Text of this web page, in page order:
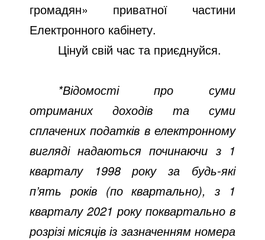
громадян» приватної частини
Електронного кабінету.
Цінуй свій час та приєднуйся.
*Відомості про суми
отриманих доходів та суми
сплачених податків в електронному
вигляді надаються починаючи з 1
кварталу 1998 року за будь-які
п’ять років (по квартально), з 1
кварталу 2021 року поквартально в
розрізі місяців із зазначенням номера